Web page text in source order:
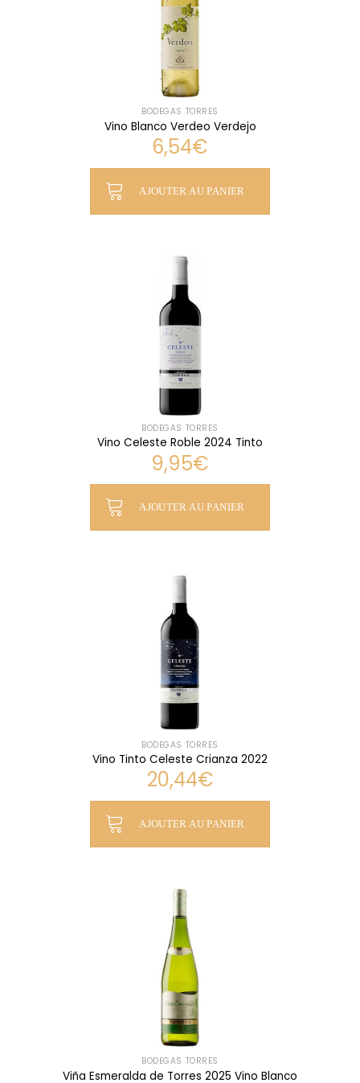
BODEGAS TORRES
Vino Blanco Verdeo Verdejo
6,54€
AJOUTER AU PANIER
BODEGAS TORRES
Vino Celeste Roble 2024 Tinto
9,95€
AJOUTER AU PANIER
BODEGAS TORRES
Vino Tinto Celeste Crianza 2022
20,44€
AJOUTER AU PANIER
BODEGAS TORRES
Viña Esmeralda de Torres 2025 Vino Blanco